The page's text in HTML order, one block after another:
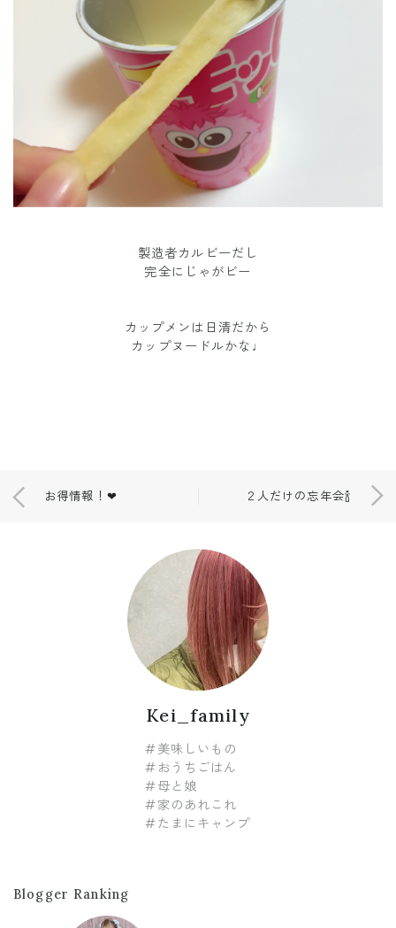
製造者カルビーだし
完全にじゃがビー
カップメンは日清だから
カップヌードルかな♩
お得情報！❤︎ ２人だけの忘年会🍾
Kei_family
#美味しいもの
#おうちごはん
#母と娘
#家のあれこれ
#たまにキャンプ
Blogger Ranking